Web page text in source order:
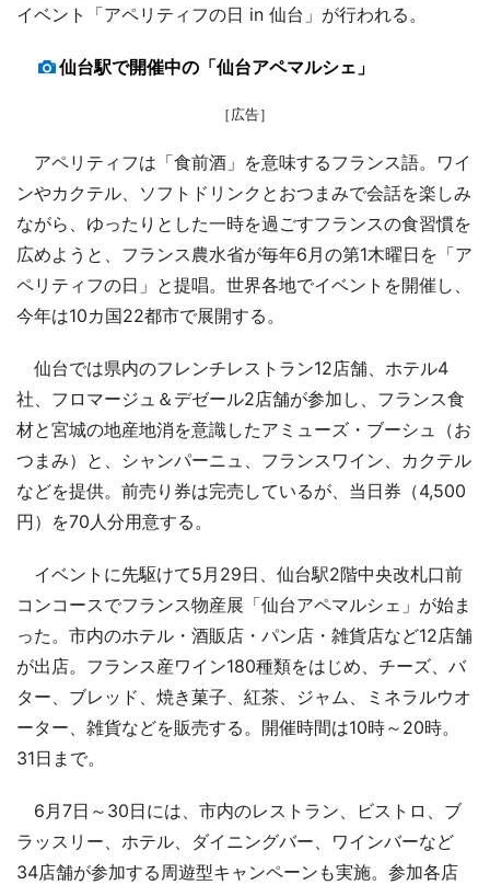
イベント「アペリティフの日 in 仙台」が行われる。
仙台駅で開催中の「仙台アペマルシェ」
［広告］
アペリティフは「食前酒」を意味するフランス語。ワイ
ンやカクテル、ソフトドリンクとおつまみで会話を楽しみ
ながら、ゆったりとした一時を過ごすフランスの食習慣を
広めようと、フランス農水省が毎年6月の第1木曜日を「ア
ペリティフの日」と提唱。世界各地でイベントを開催し、
今年は10カ国22都市で展開する。
仙台では県内のフレンチレストラン12店舗、ホテル4
社、フロマージュ＆デゼール2店舗が参加し、フランス食
材と宮城の地産地消を意識したアミューズ・ブーシュ（お
つまみ）と、シャンパーニュ、フランスワイン、カクテル
などを提供。前売り券は完売しているが、当日券（4,500
円）を70人分用意する。
イベントに先駆けて5月29日、仙台駅2階中央改札口前
コンコースでフランス物産展「仙台アペマルシェ」が始ま
った。市内のホテル・酒販店・パン店・雑貨店など12店舗
が出店。フランス産ワイン180種類をはじめ、チーズ、バ
ター、ブレッド、焼き菓子、紅茶、ジャム、ミネラルウオ
ーター、雑貨などを販売する。開催時間は10時～20時。
31日まで。
6月7日～30日には、市内のレストラン、ビストロ、ブ
ラッスリー、ホテル、ダイニングバー、ワインバーなど
34店舗が参加する周遊型キャンペーンも実施。参加各店